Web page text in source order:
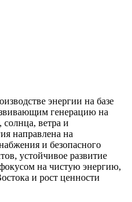
энергии на базе
генерацию на
ветра и
направлена на
и безопасного
устойчивое развитие
на чистую энергию,
и рост ценности